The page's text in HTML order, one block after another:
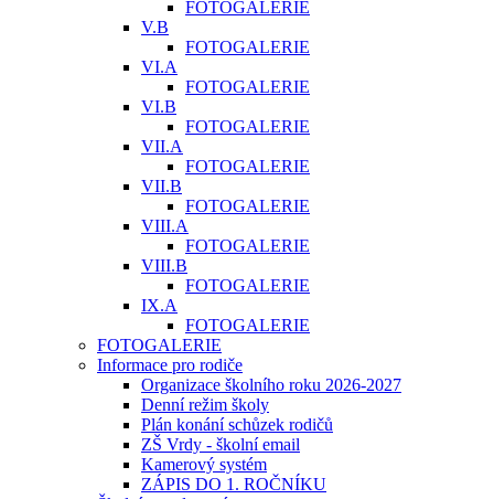
FOTOGALERIE
V.B
FOTOGALERIE
VI.A
FOTOGALERIE
VI.B
FOTOGALERIE
VII.A
FOTOGALERIE
VII.B
FOTOGALERIE
VIII.A
FOTOGALERIE
VIII.B
FOTOGALERIE
IX.A
FOTOGALERIE
FOTOGALERIE
Informace pro rodiče
Organizace školního roku 2026-2027
Denní režim školy
Plán konání schůzek rodičů
ZŠ Vrdy - školní email
Kamerový systém
ZÁPIS DO 1. ROČNÍKU